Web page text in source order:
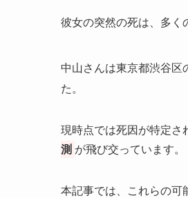
彼女の突然の死は、多く
中山さんは東京都渋谷区
た。
現時点では死因が特定さ
測 が飛び交っています。
本記事では、これらの可